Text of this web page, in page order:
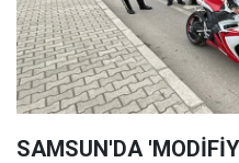
SAMSUN'DA